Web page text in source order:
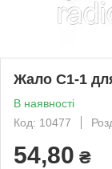
Жало C1-1
В наявності
Код: 10477
54,80 ₴